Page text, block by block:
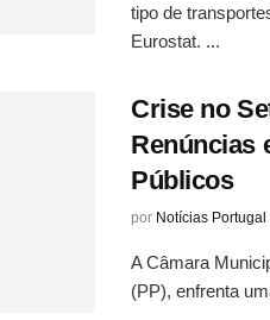
tipo de
Eurostat. ...
Crise no
Renúncias
Públicos
por Notícias Portugal
A Câmara
(PP), enfrenta